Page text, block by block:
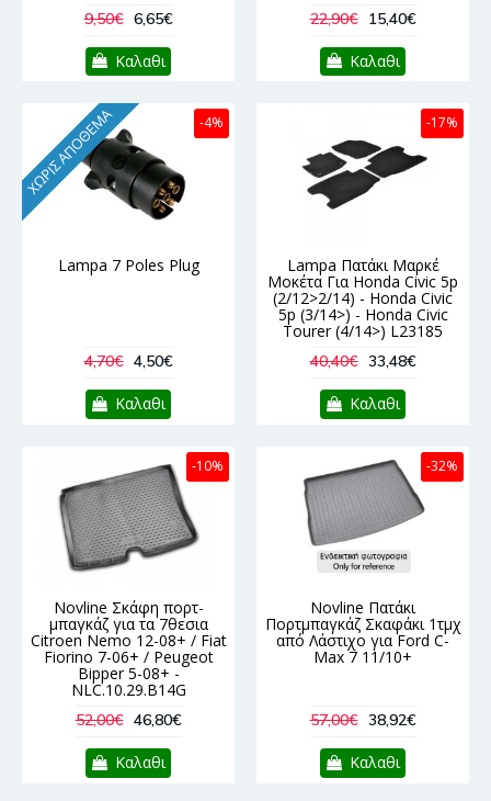
9,50€ 6,65€
Καλαθι
22,90€ 15,40€
Καλαθι
-4%
ΧΩΡΊΣ ΑΠΌΘΕΜΑ
Lampa 7 Poles Plug
4,70€ 4,50€
Καλαθι
-17%
Lampa Πατάκι Μαρκέ
Μοκέτα Για Honda Civic 5p
(2/12>2/14) - Honda Civic
5p (3/14>) - Honda Civic
Tourer (4/14>) L23185
40,40€ 33,48€
Καλαθι
-10%
Novline Σκάφη πορτ-
μπαγκάζ για τα 7θεσια
Citroen Nemo 12-08+ / Fiat
Fiorino 7-06+ / Peugeot
Bipper 5-08+ -
NLC.10.29.B14G
52,00€ 46,80€
Καλαθι
-32%
Novline Πατάκι
Πορτμπαγκάζ Σκαφάκι 1τμχ
από Λάστιχο για Ford C-
Max 7 11/10+
57,00€ 38,92€
Καλαθι